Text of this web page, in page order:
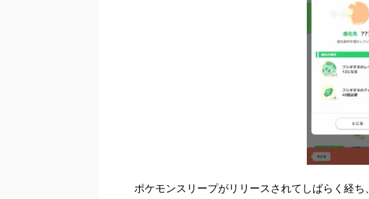
ポケモンスリープがリリースされてしばらく経